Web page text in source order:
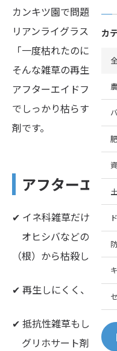
カンキツ園で問題とな
リアンライグラス）な
「一度枯れたのにまた
そんな雑草の再生に悩
アフターエイドフロア
でしっかり枯らすこと
剤です。
アフターエイ
✔ イネ科雑草だけに高
オヒシバなどのイネ
（根）から枯殺します。
✔ 再生しにくく、管理が
✔ 抵抗性雑草もしっか
グリホサート剤だけ
カ